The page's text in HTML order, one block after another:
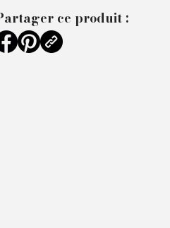
ce produit :